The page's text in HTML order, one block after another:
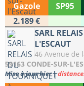
Gazole SP95
2.189 €
SARL
L'ESCAUT
46 Avenue de
59163 CONDE-SUR-
Mise à jour hier|